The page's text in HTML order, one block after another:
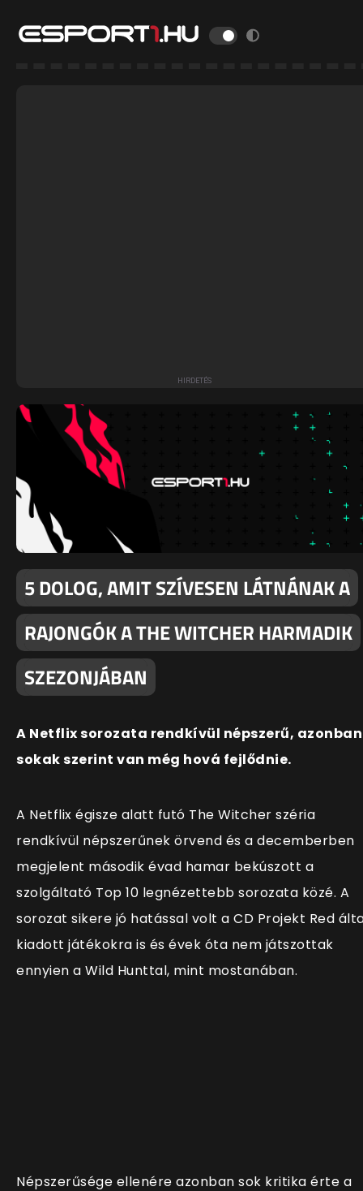
5 DOLOG, AMIT SZÍVESEN LÁTNÁNAK A
RAJONGÓK A THE WITCHER HARMADIK
SZEZONJÁBAN
A Netflix sorozata rendkívül népszerű, azonban
sokak szerint van még hová fejlődnie.
A Netflix égisze alatt futó The Witcher széria
rendkívül népszerűnek örvend és a decemberben
megjelent második évad hamar bekúszott a
szolgáltató Top 10 legnézettebb sorozata közé. A
sorozat sikere jó hatással volt a CD Projekt Red
kiadott játékokra is és évek óta nem játszottak
ennyien a Wild Hunttal, mint mostanában.
Népszerűsége ellenére azonban sok kritika érte a